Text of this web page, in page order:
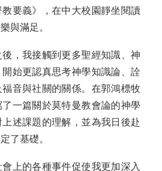
要義》，在中大校園靜坐閱讀
與滿足。
，我接觸到更多聖經知識、神
始更認真思考神學知識論、詮
音與社關的關係。在郭鴻標牧
一篇關於莫特曼教會論的神學
述課題的理解，並為我日後赴
了基礎。
上的各種事件促使我更加深入